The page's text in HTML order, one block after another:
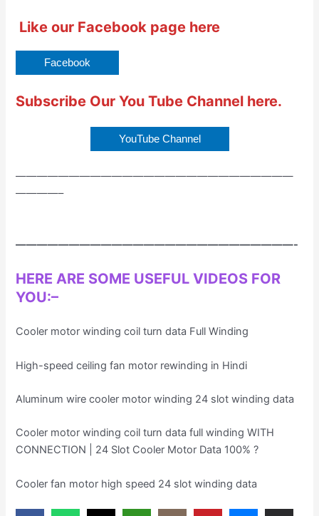
Like our Facebook page here
Facebook
Subscribe Our You Tube Channel here.
YouTube Channel
——————————————————————————
————–
——————————————————————————-
HERE ARE SOME USEFUL VIDEOS FOR
YOU:–
Cooler motor winding coil turn data Full Winding
High-speed ceiling fan motor rewinding in Hindi
Aluminum wire cooler motor winding 24 slot winding data
Cooler motor winding coil turn data full winding WITH
CONNECTION | 24 Slot Cooler Motor Data 100% ?
Cooler fan motor high speed 24 slot winding data